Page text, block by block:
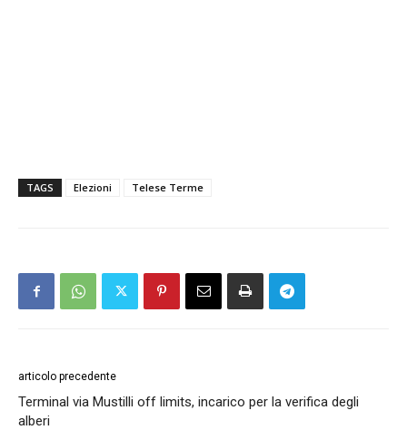
TAGS Elezioni Telese Terme
articolo precedente
Terminal via Mustilli off limits, incarico per la verifica degli
alberi